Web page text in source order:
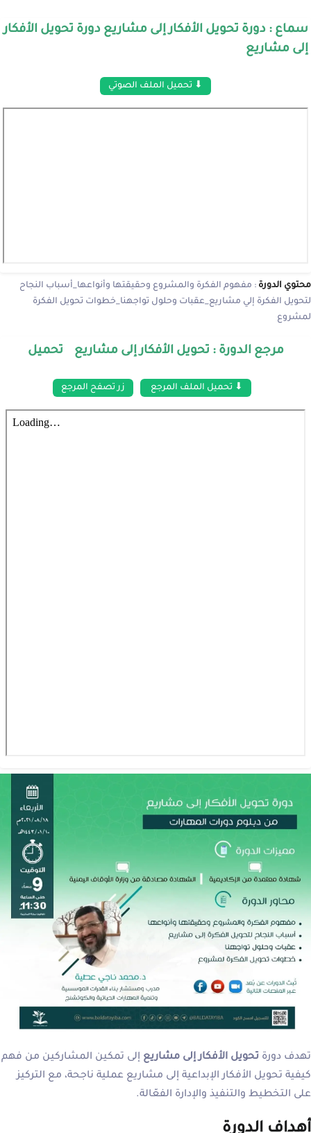
سماع : دورة تحويل الأفكار إلى مشاريع دورة تحويل الأفكار
إلى مشاريع
⬇ تحميل الملف الصوتي
محتوي الدورة : مفهوم الفكرة والمشروع وحقيقتها وأنواعها_أسباب النجاح
لتحويل الفكرة إلي مشاريع_عقبات وحلول تواجهنا_خطوات تحويل الفكرة
لمشروع
مرجع الدورة : تحويل الأفكار إلى مشاريع تحميل
⬇ تحميل الملف المرجع زر تصفح المرجع
تهدف دورة تحويل الأفكار إلى مشاريع إلى تمكين المشاركين من فهم
كيفية تحويل الأفكار الإبداعية إلى مشاريع عملية ناجحة، مع التركيز
على التخطيط والتنفيذ والإدارة الفعّالة.
أهداف الدورة